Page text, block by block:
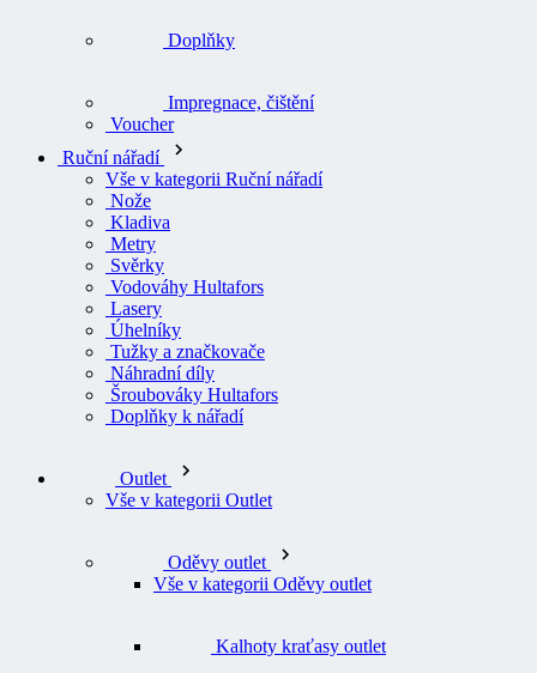
Doplňky
Impregnace, čištění
Voucher
Ruční nářadí
Vše v kategorii Ruční nářadí
Nože
Kladiva
Metry
Svěrky
Vodováhy Hultafors
Lasery
Úhelníky
Tužky a značkovače
Náhradní díly
Šroubováky Hultafors
Doplňky k nářadí
Vše v kategorii Outlet
Vše v kategorii Oděvy outlet